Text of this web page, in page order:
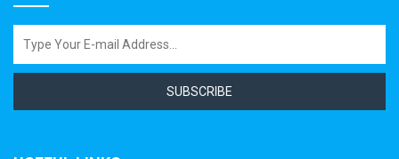
SUBSCRIBE